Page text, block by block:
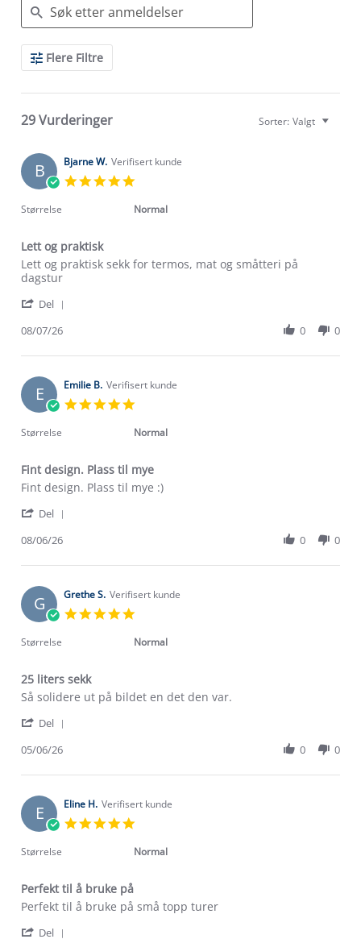
Search
ReviewsFlere Filtre
29 Vurderinger Sorter: Valgt
B Bjarne W. Verifisert kunde
rating
Størrelse Normal
Lett og praktisk
Review
by
W.
8
2026
review
stating
og
Lett og praktisk sekk for termos, mat og småtteri på
dagstur
Del
Bjarne
on
8
Jul
08/07/26 0 0
E Emilie B. Verifisert kunde
rating
Størrelse Normal
Fint design. Plass til mye
Review
Emilie
on
Jun
review
Fint
Plass
mye
Fint design. Plass til mye :)
Del
Emilie
on
8
Jun
08/06/26 0 0
G Grethe S. Verifisert kunde
rating
Størrelse Normal
25 liters sekk
Review
Grethe
on
Jun
review
25
sekk
Så solidere ut på bildet en det den var.
Del
Grethe
on
5
Jun
05/06/26 0 0
E Eline H. Verifisert kunde
rating
Størrelse Normal
Perfekt til å bruke på
Review
Eline
review
Perfekt
Perfekt til å bruke på små topp turer
Del